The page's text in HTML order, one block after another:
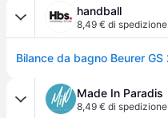
handball
8,49 € di spedizione
Made In Paradis
8,49 € di spedizione